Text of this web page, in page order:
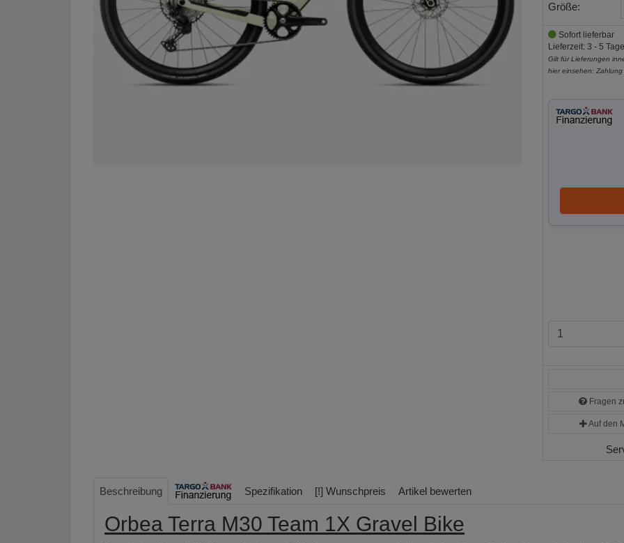
Größe:
Sofort lieferbar
Lieferzeit: 3 - 5
Gilt für Lieferungen
hier einsehen:
Fragen
Auf den
Beschreibung Spezifikation [!] Wunschpreis Artikel bewerten
Orbea Terra M30 Team 1X Gravel Bike